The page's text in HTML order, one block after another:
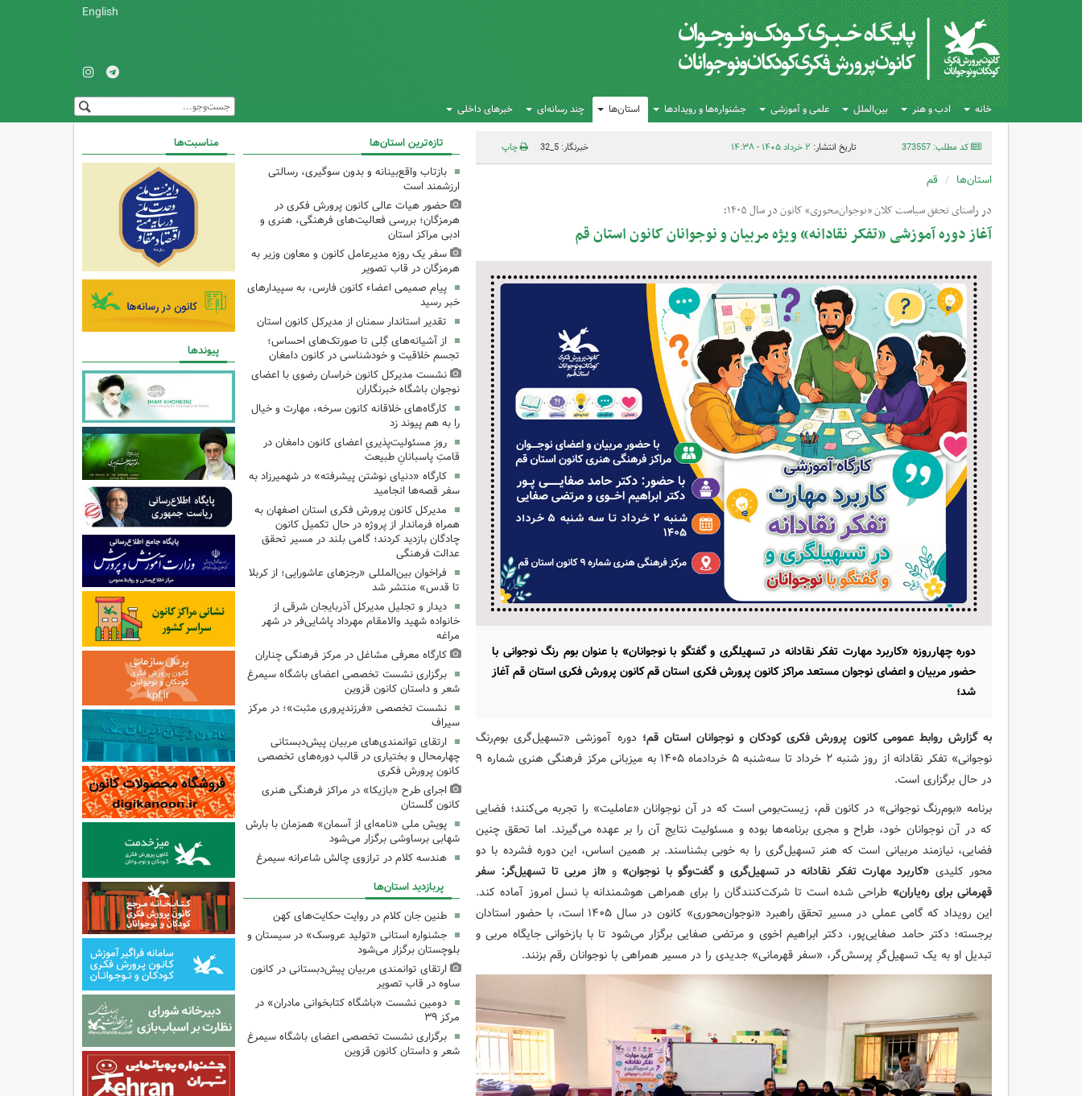
English
خانه ادب و هنر بین‌الملل علمی و آموزشی جشنواره‌ها و رویدادها استان‌ها چند رسانه‌ای خبرهای داخلی
کد مطلب: 373557 تاریخ انتشار: ۲ خرداد ۱۴۰۵ - ۱۴:۳۸ خبرنگار: 5_32 چاپ
استان‌ها قم
در راستای تحقق سیاست کلان «نوجوان‌محوری» کانون در سال ۱۴۰۵؛
آغاز دوره آموزشی «تفکر نقادانه» ویژه مربیان و نوجوانان کانون استان قم
دوره چهارروزه «کاربرد مهارت تفکر نقادانه در تسهیلگری و گفتگو با نوجوانان» با عنوان بوم رنگ نوجوانی با
حضور مربیان و اعضای نوجوان مستعد مراکز کانون پرورش فکری استان قم کانون پرورش فکری استان قم آغاز
شد؛
به گزارش روابط عمومی کانون پرورش فکری کودکان و نوجوانان استان قم؛ دوره آموزشی «تسهیل‌گری بوم‌رنگ
نوجوانی» تفکر نقادانه از روز شنبه ۲ خرداد تا سه‌شنبه ۵ خردادماه ۱۴۰۵ به میزبانی مرکز فرهنگی هنری شماره ۹
در حال برگزاری است.
برنامه «بوم‌رنگ نوجوانی» در کانون قم، زیست‌بومی است که در آن نوجوانان «عاملیت» را تجربه می‌کنند؛ فضایی
که در آن نوجوانان خود، طراح و مجری برنامه‌ها بوده و مسئولیت نتایج آن را بر عهده می‌گیرند. اما تحقق چنین
فضایی، نیازمند مربیانی است که هنر تسهیل‌گری را به خوبی بشناسند. بر همین اساس، این دوره فشرده با دو
محور کلیدی «کاربرد مهارت تفکر نقادانه در تسهیل‌گری و گفت‌وگو با نوجوان»و«از مربی تا تسهیل‌گر: سفر
قهرمانی برای ره‌یاران» طراحی شده است تا شرکت‌کنندگان را برای همراهی هوشمندانه با نسل امروز آماده کند.
این رویداد که گامی عملی در مسیر تحقق راهبرد «نوجوان‌محوری» کانون در سال ۱۴۰۵ است، با حضور استادان
برجسته؛ دکتر حامد صفایی‌پور، دکتر ابراهیم اخوی و مرتضی صفایی برگزار می‌شود تا با بازخوانی جایگاه مربی و
تبدیل او به یک تسهیل‌گرِ پرسش‌گر، «سفر قهرمانی» جدیدی را در مسیر همراهی با نوجوانان رقم بزنند.
تازه‌ترین استان‌ها
بازتاب واقع‌بینانه و بدون سوگیری، رسالتی
ارزشمند است
حضور هیات عالی کانون پرورش فکری در
هرمزگان؛ بررسی فعالیت‌های فرهنگی، هنری و
ادبی مراکز استان
سفر یک روزه مدیرعامل کانون و معاون وزیر به
هرمزگان در قاب تصویر
پیام صمیمی اعضاء کانون فارس، به سپیدارهای
خبر رسید
تقدیر استاندار سمنان از مدیرکل کانون استان
از آشیانه‌های گِلی تا صورتک‌های احساس؛
تجسم خلاقیت و خودشناسی در کانون دامغان
نشست مدیرکل کانون خراسان رضوی با اعضای
نوجوان باشگاه خبرنگاران
کارگاه‌های خلاقانه کانون سرخه، مهارت و خیال
را به هم پیوند زد
روزِ مسئولیت‌پذیریِ اعضای کانون دامغان در
قامتِ پاسبانانِ طبیعت
کارگاه «دنیای نوشتن پیشرفته» در شهمیرزاد به
سفر قصه‌ها انجامید
مدیرکل کانون پرورش فکری استان اصفهان به
همراه فرماندار از پروژه در حال تکمیل کانون
چادگان بازدید کردند؛ گامی بلند در مسیر تحقق
عدالت فرهنگی
فراخوان بین‌المللی «رجزهای عاشورایی؛ از کربلا
تا قدس» منتشر شد
دیدار و تجلیل مدیرکل آذربایجان شرقی از
خانواده شهید والامقام مهرداد پاشایی‌فر در شهر
مراغه
کارگاه معرفی مشاغل در مرکز فرهنگی چناران
برگزاری نشست تخصصی اعضای باشگاه سیمرغ
شعر و داستان کانون قزوین
نشست تخصصی «فرزندپروری مثبت»؛ در مرکز
سیراف
ارتقای توانمندی‌های مربیان پیش‌دبستانی
چهارمحال و بختیاری در قالب دوره‌های تخصصی
کانون پرورش فکری
اجرای طرح «بازیکا» در مراکز فرهنگی هنری
کانون گلستان
پویش ملی «نامه‌ای از آسمان» همزمان با بارش
شهابی برساوشی برگزار می‌شود
هندسه کلام در ترازوی چالش شاعرانه سیمرغ
پربازدید استان‌ها
طنین جان کلام در روایت حکایت‌های کهن
جشنواره استانی «تولید عروسک» در سیستان و
بلوچستان برگزار می‌شود
ارتقای توانمندی مربیان پیش‌دبستانی در کانون
ساوه در قاب تصویر
دومین نشست «باشگاه کتابخوانی مادران» در
مرکز ۳۹
برگزاری نشست تخصصی اعضای باشگاه سیمرغ
شعر و داستان کانون قزوین
مناسبت‌ها
پیوندها